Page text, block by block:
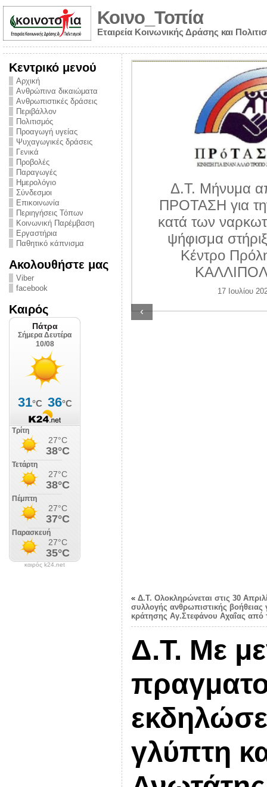
Κοινο_Τοπία
Εταιρεία Κοινωνικής Δράσης και
Κεντρικό μενού
Αρχική
Ανθρώπινα δικαιώματα
Ανθρωπιστικές δράσεις
Περιβάλλον
Πολιτισμός
Προαγωγή υγείας
Ψυχαγωγικές δράσεις
Γενικά
Προβολές
Παραγωγές
Ημερολόγιο
Σύνδεσμοι
Επικοινωνία
Περιηγήσεις Τόπων
Κοινωνική Παρέμβαση
Εργαστήρια
Παθητικό κάπνισμα
Ακολουθήστε μας
Viber
facebook
Καιρός
καιρός k24.net
για τον
– Η έλλειψη
και
Αστυνομίας
πόλη έρμαιο
2026
Δ.Τ. Μήνυμα
ΠΡΟΤΑΣΗ για
κατά των
ψήφισμα
Κέντρο
17 Ιουλίου
‹
« Δ.Τ. Ολοκληρώνεται στις 30
συλλογής ανθρωπιστικής βοήθειας
κράτησης Αγ.Στεφάνου Αχαΐας από
Δ.Τ. Με
γλύπτη